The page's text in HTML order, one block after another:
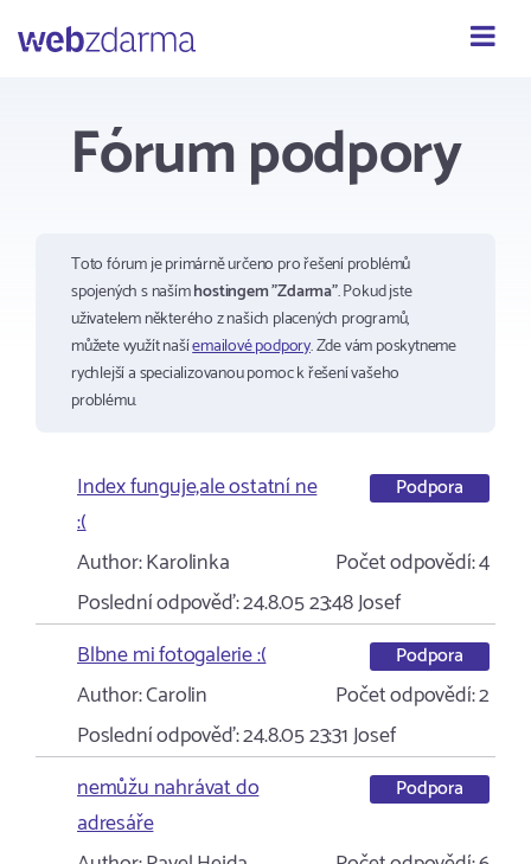
Fórum podpory
Toto fórum je primárně určeno pro řešení problémů
spojených s našímhostingem "Zdarma". Pokud jste
uživatelem některého z našich placených programů,
můžete využít našíemailové podpory. Zde vám poskytneme
rychlejší a specializovanou pomoc k řešení vašeho
problému.
Index funguje,ale ostatní ne
:(
Podpora
Author:Karolinka Počet odpovědí:4
Poslední odpověď:24.8.05 23:48Josef
Blbne mi fotogalerie :(
Podpora
Author:Carolin Počet odpovědí:2
Poslední odpověď:24.8.05 23:31Josef
nemůžu nahrávat do
adresáře
Podpora